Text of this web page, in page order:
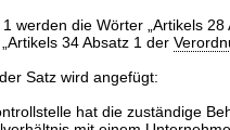
1 werden die Wörter „Artikels
34 Absatz 1 der
Satz wird angefügt:
hat die zuständige